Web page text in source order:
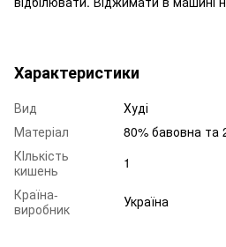
Характеристики
Вид
Худі
Матеріал
80% бавовна та
КІлькість
кишень
1
Країна-
виробник
Україна